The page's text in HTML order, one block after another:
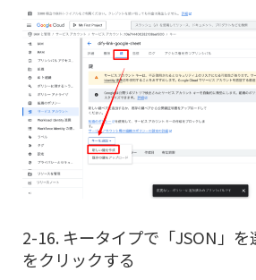
2-16. キータイプで「JSON」を
をクリックする